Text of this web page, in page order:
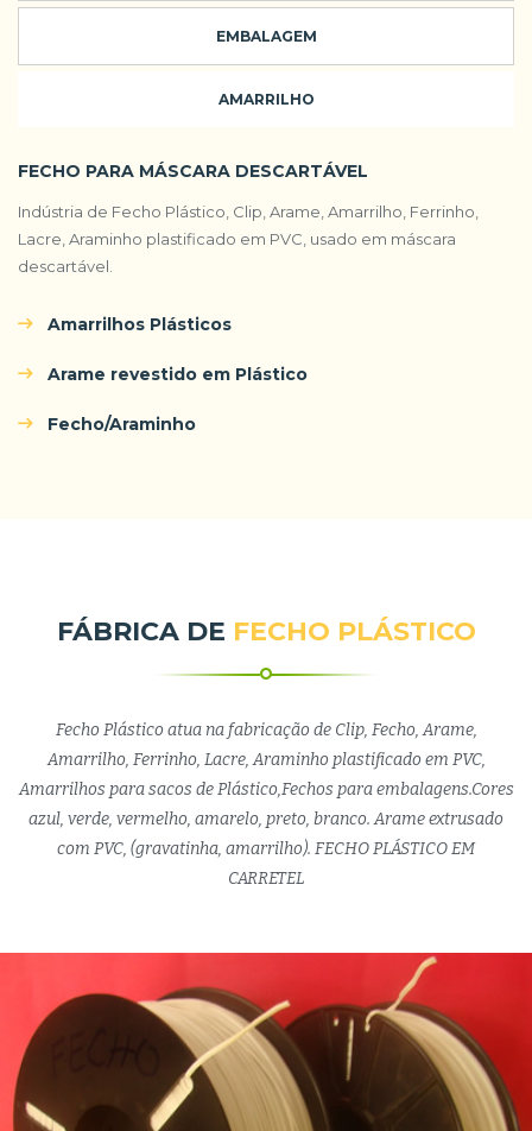
EMBALAGEM
AMARRILHO
FECHO PARA MÁSCARA DESCARTÁVEL
Indústria de Fecho Plástico, Clip, Arame, Amarrilho, Ferrinho,
Lacre, Araminho plastificado em PVC, usado em máscara
descartável.
Amarrilhos Plásticos
Arame revestido em Plástico
Fecho/Araminho
FÁBRICA DE FECHO PLÁSTICO
Fecho Plástico atua na fabricação de Clip, Fecho, Arame,
Amarrilho, Ferrinho, Lacre, Araminho plastificado em PVC,
Amarrilhos para sacos de Plástico,Fechos para embalagens.Cores
azul, verde, vermelho, amarelo, preto, branco. Arame extrusado
com PVC, (gravatinha, amarrilho). FECHO PLÁSTICO EM
CARRETEL